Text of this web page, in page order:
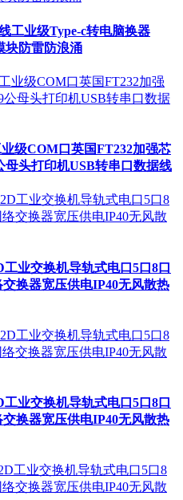
工业级Type-c转电脑换器
块防雷防浪涌
级COM口英国FT232加强芯
母头打印机USB转串口数据线
业交换机导轨式电口5口8口
换器宽压供电IP40无风散热
业交换机导轨式电口5口8口
换器宽压供电IP40无风散热